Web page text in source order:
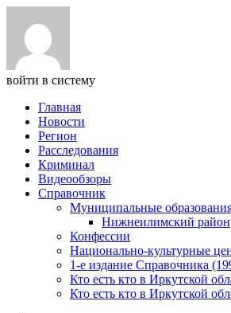
войти в систему
Главная
Новости
Регион
Расследования
Криминал
Видеообзоры
Справочник
Муниципальные
Нижнеилимский район
Конфессии
Национально-культурные
1-е издание Справочника
Кто есть кто в Иркутской
Кто есть кто в Иркутской